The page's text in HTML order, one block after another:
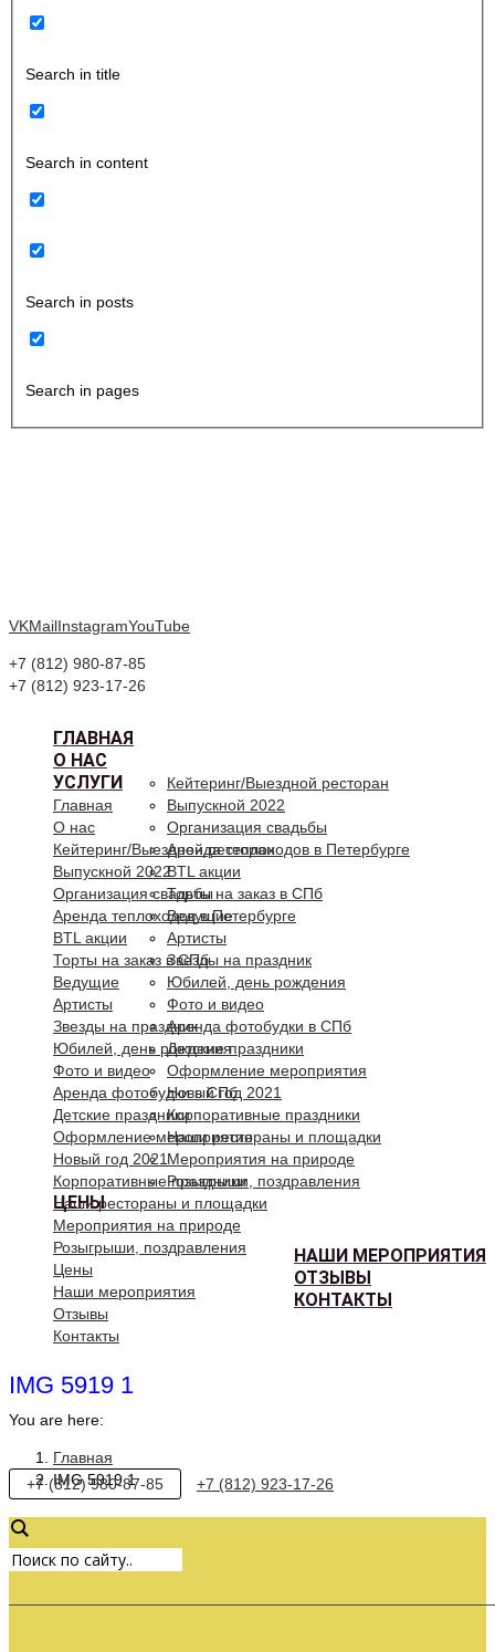
Search in title
Search in content
Search in posts
Search in pages
VKMailInstagramYouTube
+7 (812) 980-87-85
+7 (812) 923-17-26
ГЛАВНАЯ
О НАС
УСЛУГИ
Кейтеринг/Выездной ресторан
Выпускной 2022
Организация свадьбы
Аренда теплоходов в Петербурге
BTL акции
Торты на заказ в СПб
Ведущие
Артисты
Звезды на праздник
Юбилей, день рождения
Фото и видео
Аренда фотобудки в СПб
Детские праздники
Оформление мероприятия
Новый год 2021
Корпоративные праздники
Наши рестораны и площадки
Мероприятия на природе
Розыгрыши, поздравления
ЦЕНЫ
НАШИ МЕРОПРИЯТИЯ
ОТЗЫВЫ
КОНТАКТЫ
Главная
О нас
Кейтеринг/Выездной ресторан
Выпускной 2022
Организация свадьбы
Аренда теплоходов в Петербурге
BTL акции
Торты на заказ в СПб
Ведущие
Артисты
Звезды на праздник
Юбилей, день рождения
Фото и видео
Аренда фотобудки в СПб
Детские праздники
Оформление мероприятия
Новый год 2021
Корпоративные праздники
Наши рестораны и площадки
Мероприятия на природе
Розыгрыши, поздравления
Цены
Наши мероприятия
Отзывы
Контакты
IMG 5919 1
You are here:
Главная
IMG 5919 1
+7 (812) 980-87-85 +7 (812) 923-17-26